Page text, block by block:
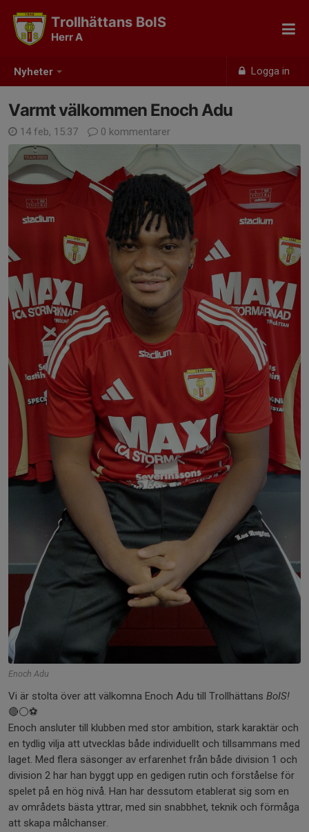
Nyheter Logga in
Trollhättans BoIS
Herr A
Varmt välkommen Enoch Adu
14 feb, 15:37 0 kommentarer
Enoch Adu
Vi är stolta över att välkomna Enoch Adu till Trollhättans BoIS!
🔴⚪️⚽
Enoch ansluter till klubben med stor ambition, stark karaktär och
en tydlig vilja att utvecklas både individuellt och tillsammans med
laget. Med flera säsonger av erfarenhet från både division 1 och
division 2 har han byggt upp en gedigen rutin och förståelse för
spelet på en hög nivå. Han har dessutom etablerat sig som en
av områdets bästa yttrar, med sin snabbhet, teknik och förmåga
att skapa målchanser.